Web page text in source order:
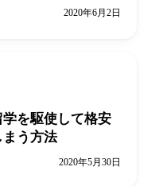
2020年6月2日
を駆使して格安
まう方法
2020年5月30日